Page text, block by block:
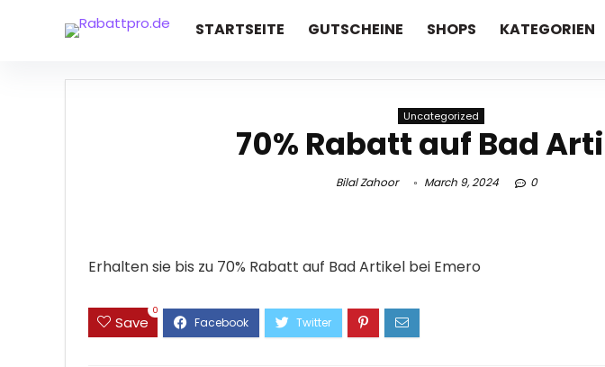
STARTSEITE GUTSCHEINE SHOPS KATEGORIEN
Uncategorized
70% Rabatt auf Bad
Bilal Zahoor March 9, 2024 0
Erhalten sie bis zu 70% Rabatt auf Bad Artikel bei Emero
Save
0